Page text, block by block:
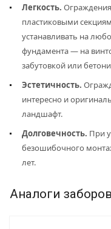
Легкость.
пластиковыми
устанавливать на
фундамента — на
забутовкой или
Эстетичность.
интересно и
ландшафт.
Долговечность. При
безошибочного
лет.
Аналоги